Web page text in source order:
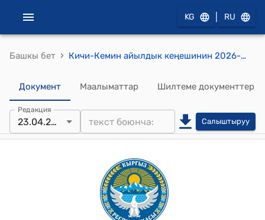
KG RU
Башкы бет › Кичи-Кемин айылдык кеңешинин 2026-жылдын 23-апрели № 15 "Жер участогун категориялар аралык которууга (трансформациялоого)" токтому
Документ Маалыматтар Шилтеме документтер
Редакция
23.04.2026 Салыштыруу